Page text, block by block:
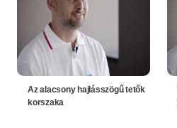
Az alacsony hajlásszögű tetők
korszaka